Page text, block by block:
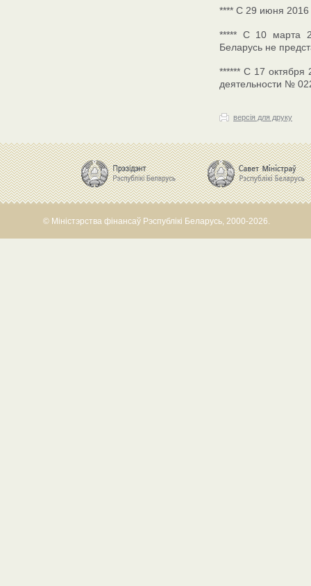
**** С 29 июня 2016
***** С 10 марта
Беларусь не
****** С 17 октября
деятельности №
версія для друку
© Міністэрства фінансаў Рэспублікі Беларусь, 2000-2026.